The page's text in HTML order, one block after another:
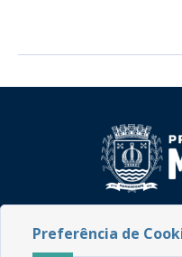
CEP: 58.280-000 -
Preferência de